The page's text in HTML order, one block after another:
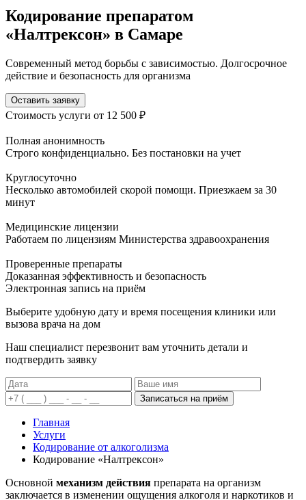
Кодирование препаратом
«Налтрексон» в Самаре
Современный метод борьбы с зависимостью. Долгосрочное
действие и безопасность для организма
Оставить заявку
Стоимость услуги от 12 500 ₽
Полная анонимность
Строго конфиденциально. Без постановки на учет
Круглосуточно
Несколько автомобилей скорой помощи. Приезжаем за 30
минут
Медицинские лицензии
Работаем по лицензиям Министерства здравоохранения
Проверенные препараты
Доказанная эффективность и безопасность
Электронная запись на приём
Выберите удобную дату и время посещения клиники или
вызова врача на дом
Наш специалист перезвонит вам уточнить детали и
подтвердить заявку
Записаться на приём
Главная
Услуги
Кодирование от алкоголизма
Кодирование «Налтрексон»
Основной механизм действия препарата на организм
заключается в изменении ощущения алкоголя и наркотиков и